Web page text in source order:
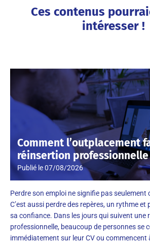
Ces contenus
intéresser !
Comment l’outplacement
réinsertion professionnelle
Publié le07/08/2026
Perdre son emploi ne signifie pas seulement
C’est aussi perdre des repères, un rythme
sa confiance. Dans les jours qui suivent une
professionnelle, beaucoup de personnes se
immédiatement sur leur CV ou commencent